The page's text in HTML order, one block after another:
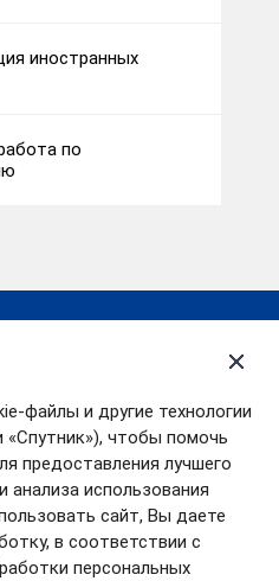
файлы и другие технологии
чтобы помочь
предоставления лучшего
анализа использования
сайт, Вы даете
в соответствии с
персональных
иностранных
по
данных
центр